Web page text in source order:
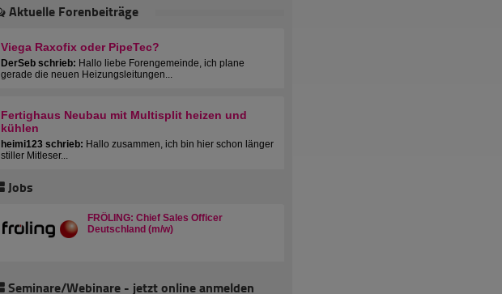
Aktuelle Forenbeiträge
Viega Raxofix oder PipeTec?
DerSeb schrieb: Hallo liebe Forengemeinde, ich plane
gerade die neuen Heizungsleitungen...
Fertighaus Neubau mit Multisplit heizen und
kühlen
heimi123 schrieb: Hallo zusammen, ich bin hier schon länger
stiller Mitleser...
Jobs
FRÖLING: Chief Sales Officer
Deutschland (m/w)
Seminare/Webinare - jetzt online anmelden